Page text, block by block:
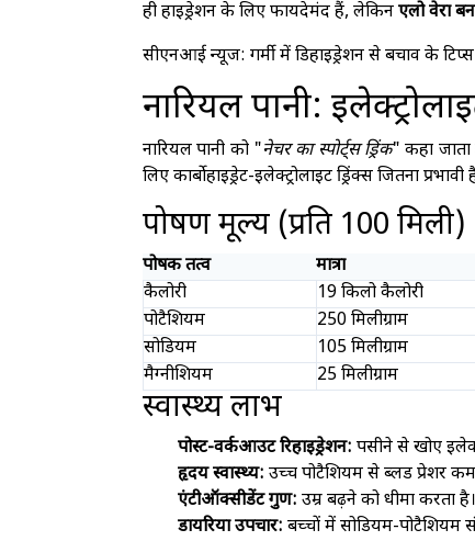
ही हाइड्रेशन के लिए फायदेमंद हैं, लेकिनएलो वेरा
सीएनआई न्यूज: गर्मी में डिहाइड्रेशन से बचाव के टिप्स
नारियल पानी:
नारियल पानी को "नेचर का स्पोर्ट्स ड्रिंक" कहा जाता
लिए कार्बोहाइड्रेट-इलेक्ट्रोलाइट ड्रिंक्स जितना प्रभावी
पोषण मूल्य (प्रति 100 मिली)
पोषक तत्व मात्रा
कैलोरी
19 किलो कैलोरी
पोटैशियम
250 मिलीग्राम
सोडियम
105 मिलीग्राम
मैग्नीशियम
25 मिलीग्राम
स्वास्थ्य लाभ
पोस्ट-वर्कआउट रिहाइड्रेशन: पसीने से खोए
हृदय स्वास्थ्य: उच्च पोटैशियम से ब्लड प्रेशर
एंटीऑक्सीडेंट गुण: उम्र बढ़ने को धीमा करता है।
डायरिया उपचार: बच्चों में सोडियम-पोटैशियम